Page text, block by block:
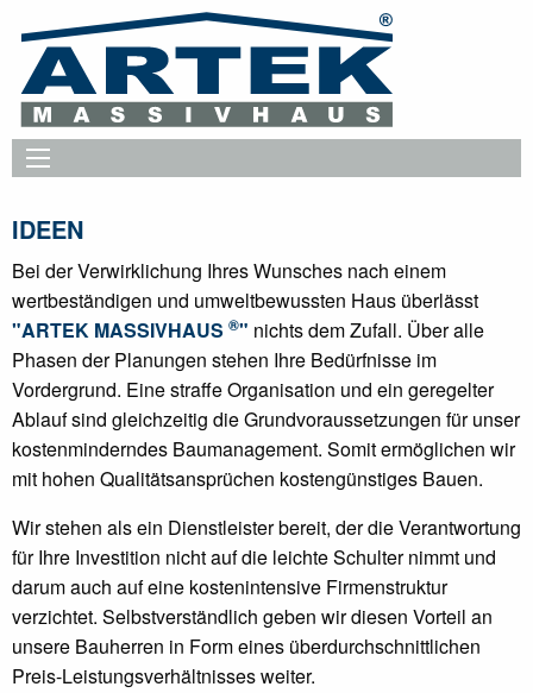
IDEEN
Bei der Verwirklichung Ihres Wunsches nach einem
wertbeständigen und umweltbewussten Haus überlässt
"ARTEK MASSIVHAUS ®" nichts dem Zufall. Über alle
Phasen der Planungen stehen Ihre Bedürfnisse im
Vordergrund. Eine straffe Organisation und ein geregelter
Ablauf sind gleichzeitig die Grundvoraussetzungen für unser
kostenminderndes Baumanagement. Somit ermöglichen wir
mit hohen Qualitätsansprüchen kostengünstiges Bauen.
Wir stehen als ein Dienstleister bereit, der die Verantwortung
für Ihre Investition nicht auf die leichte Schulter nimmt und
darum auch auf eine kostenintensive Firmenstruktur
verzichtet. Selbstverständlich geben wir diesen Vorteil an
unsere Bauherren in Form eines überdurchschnittlichen
Preis-Leistungsverhältnisses weiter.